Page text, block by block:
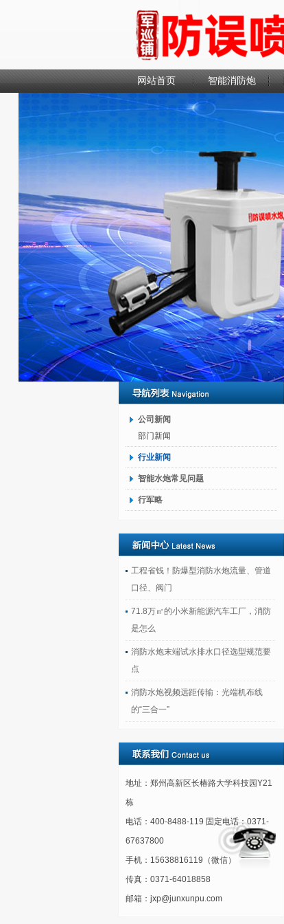
网站首页 智能消防炮
联系我们
公司新闻
部门新闻
行业新闻
智能水炮常见问题
行军略
工程省钱！防爆型消防水炮流量、管道
口径、阀门
71.8万㎡的小米新能源汽车工厂，消防
是怎么
消防水炮末端试水排水口径选型规范要
点
消防水炮视频远距传输：光端机布线
的“三合一”
地址：郑州高新区长椿路大学科技园Y21
栋
电话：400-8488-119 固定电话：0371-
67637800
手机：15638816119（微信）
传真：0371-64018858
邮箱：jxp@junxunpu.com